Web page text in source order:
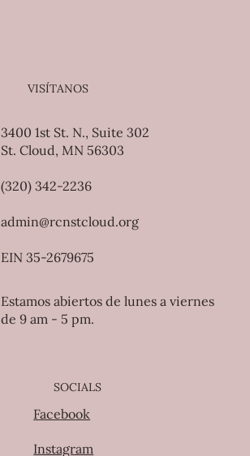
VISÍTANOS
3400 1st St. N., Suite 302
St. Cloud, MN 56303
(320) 342-2236
admin@rcnstcloud.org
EIN 35-2679675
Estamos abiertos de lunes a viernes
de 9 am - 5 pm.
SOCIALS
Facebook
Instagram